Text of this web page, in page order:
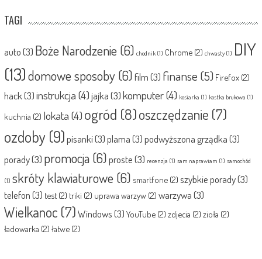
TAGI
auto(3) Boże Narodzenie (6) chodnik(1) Chrome(2) chwasty(1) DIY
(13)domowe sposoby (6)film(3) finanse (5) Firefox(2)
hack(3)instrukcja (4)jajka(3)komputer(4) kosiarka (1) kostka brukowa (1)
kuchnia (2) lokata (4) ogród (8)oszczędzanie (7)
ozdoby (9)pisanki(3)plama(3)podwyższona grządka(3)
porady(3) promocja(6)proste(3) recenzja (1) sam naprawiam (1) samochód
(1) skróty klawiaturowe (6) smartfone(2) szybkie porady(3)
telefon(3) test(2) triki (2) uprawa warzyw(2) warzywa(3)
Wielkanoc (7)Windows(3) YouTube(2) zdjecia (2) zioła (2)
ładowarka (2) łatwe(2)